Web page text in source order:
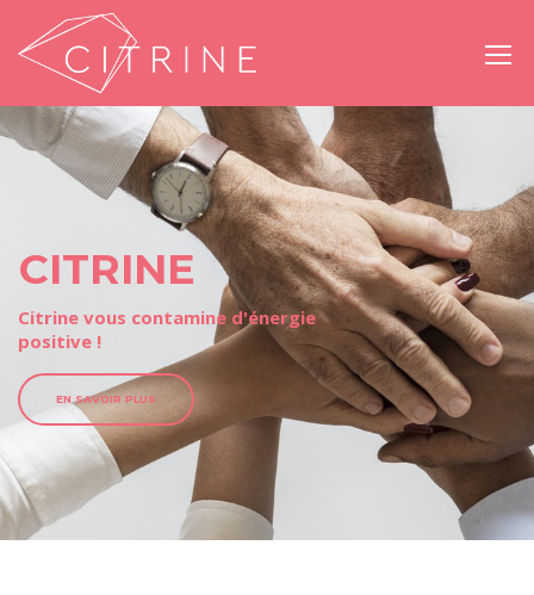
Citrine vous contamine d'énergie
positive !
CITRINE
EN SAVOIR PLUS